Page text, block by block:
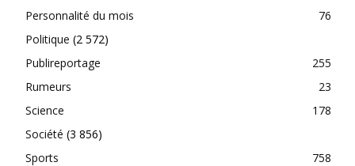
Personnalité du mois
76
Politique (2 572)
Publireportage
255
Rumeurs
23
Science
178
Société (3 856)
Sports
758